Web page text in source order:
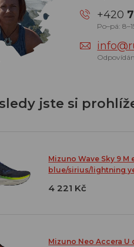
+420
Po–pá:
jste si
Mizuno Wave Sky 9 M
blue/sirius/lightning
4 221 Kč
Mizuno Neo Accera U